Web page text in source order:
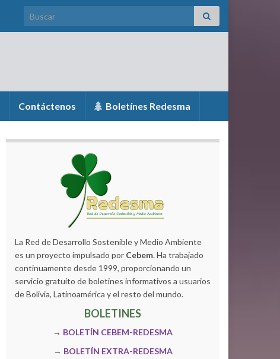
Search for:
Contáctenos Boletínes Redesma
La Red de Desarrollo Sostenible y Medio Ambiente
es un proyecto impulsado por Cebem. Ha trabajado
continuamente desde 1999, proporcionando un
servicio gratuito de boletines informativos a usuarios
de Bolivia, Latinoamérica y el resto del mundo.
BOLETINES
→ BOLETÍN CEBEM-REDESMA
→ BOLETÍN EXTRA-REDESMA